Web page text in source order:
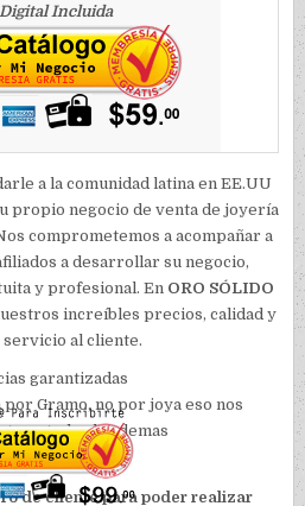
Incluida
a la comunidad latina en EE.UU
propio negocio de venta de joyería
comprometemos a acompañar a
a desarrollar su negocio,
y profesional. En ORO SÓLIDO
increíbles precios, calidad y
al cliente.
garantizadas
Gramo, no por joya eso nos
a todos los demas
de cliente para poder realizar